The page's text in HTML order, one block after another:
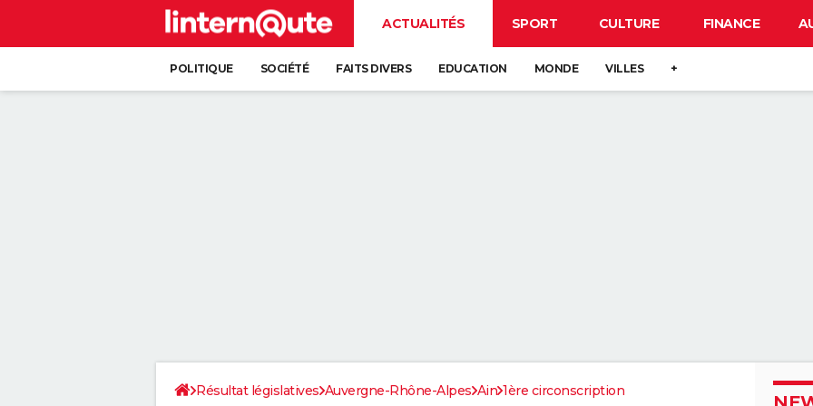
ACTUALITÉS SPORT CULTURE FINANCE
POLITIQUE SOCIÉTÉ FAITS DIVERS EDUCATION MONDE VILLES +
Résultat législatives Auvergne-Rhône-Alpes Ain 1ère circonscription